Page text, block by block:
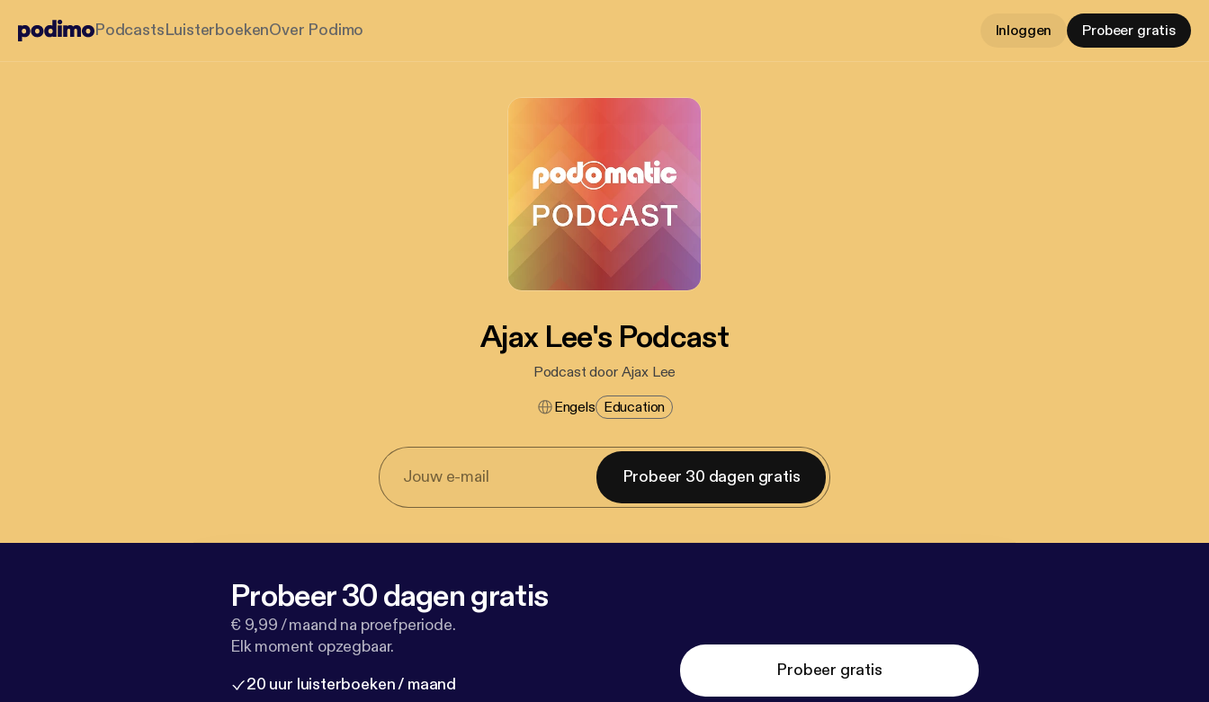
PodcastsLuisterboekenOver Podimo Inloggen Probeer gratis
Ajax Lee's Podcast
Podcast door Ajax Lee
Engels Education
Probeer 30 dagen gratis
Probeer 30 dagen gratis
€ 9,99 / maand na proefperiode.
Elk moment opzegbaar.
20 uur luisterboeken / maand
Probeer gratis